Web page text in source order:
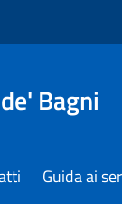
Bagni
Guida ai